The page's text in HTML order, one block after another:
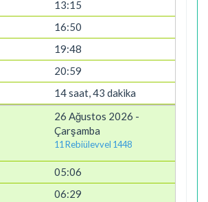
13:15
16:50
19:48
20:59
14 saat, 43 dakika
26 Ağustos 2026 -
Çarşamba
11 Rebiülevvel 1448
05:06
06:29